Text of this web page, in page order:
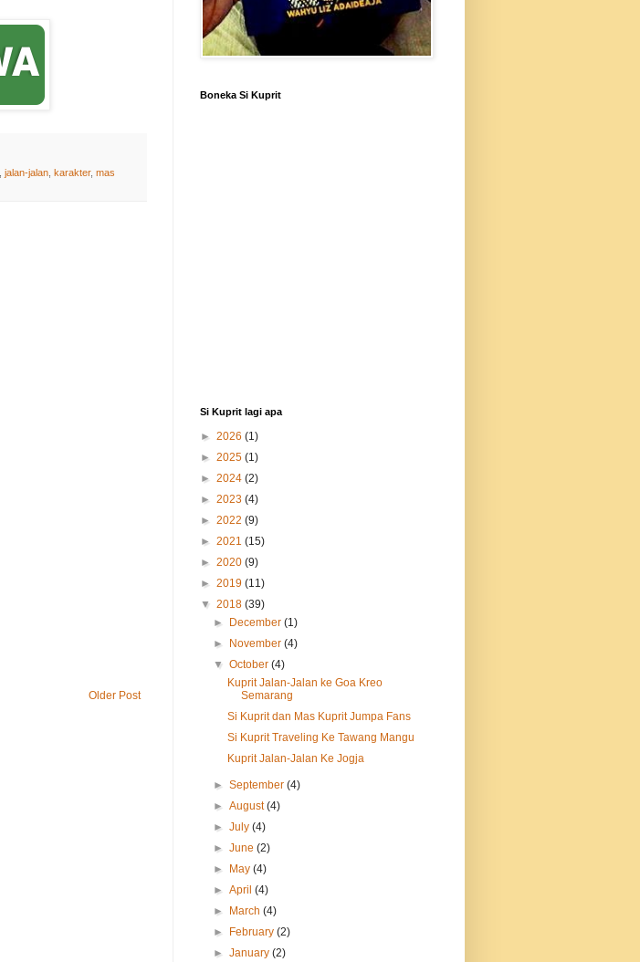
jalan-jalan karakter, mas
Older Post
Boneka Si Kuprit
Si Kuprit lagi apa
► 2026 (1)
► 2025 (1)
► 2024 (2)
► 2023 (4)
► 2022 (9)
► 2021 (15)
► 2020 (9)
► 2019 (11)
▼ 2018 (39)
► December(1)
► November(4)
▼October(4)
Kuprit Jalan-Jalan ke Goa Kreo
Semarang
Si Kuprit dan Mas Kuprit Jumpa Fans
Si Kuprit Traveling Ke Tawang Mangu
Kuprit Jalan-Jalan Ke Jogja
►September(4)
►August(4)
►July(4)
►June(2)
► May(4)
►April(4)
► March(4)
► February(2)
►January(2)